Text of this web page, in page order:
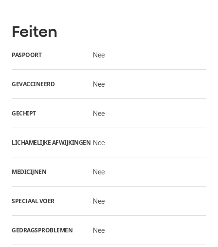
Feiten
PASPOORT Nee
GEVACCINEERD Nee
GECHIPT Nee
LICHAMELIJKE AFWIJKINGEN Nee
MEDICIJNEN Nee
SPECIAAL VOER Nee
GEDRAGSPROBLEMEN Nee